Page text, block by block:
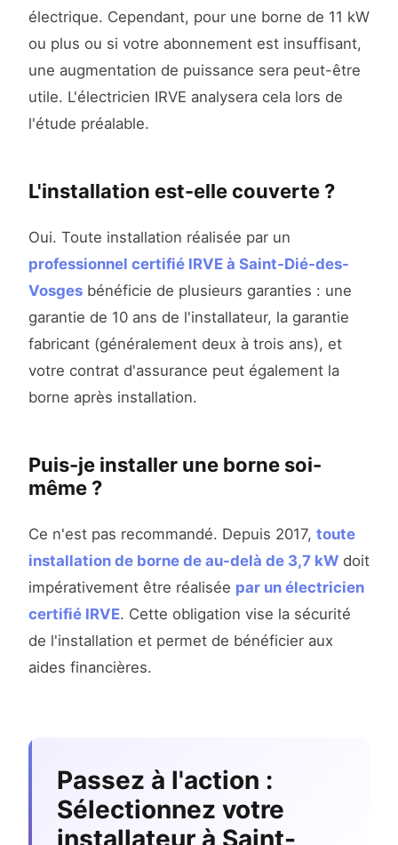
électrique. Cependant, pour une borne de 11 kW
ou plus ou si votre abonnement est insuffisant,
une augmentation de puissance sera peut-être
utile. L'électricien IRVE analysera cela lors de
l'étude préalable.
L'installation est-elle couverte ?
Oui. Toute installation réalisée par un
professionnel certifié IRVE à Saint-Dié-des-
Vosges bénéficie de plusieurs garanties : une
garantie de 10 ans de l'installateur, la garantie
fabricant (généralement deux à trois ans), et
votre contrat d'assurance peut également la
borne après installation.
Puis-je installer une borne soi-
même ?
Ce n'est pas recommandé. Depuis 2017, toute
installation de borne de au-delà de 3,7 kW doit
impérativement être réalisée par un électricien
certifié IRVE. Cette obligation vise la sécurité
de l'installation et permet de bénéficier aux
aides financières.
Passez à l'action :
Sélectionnez votre
installateur à Saint-